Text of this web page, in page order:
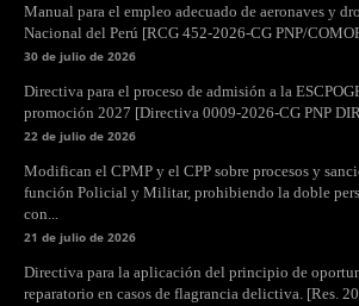
Manual para el empleo adecuado de aeronaves y
Nacional del Perú [RCG 452-2026-CG PNP/
30 de julio de 2026
Directiva para el proceso de admisión a la
promoción 2027 [Directiva 0009-2026-CG PNP
22 de julio de 2026
Modifican el CPMP y el CPP sobre procesos y
función Policial y Militar, prohibiendo la doble
con...
21 de julio de 2026
Directiva para la aplicación del principio de
reparatorio en casos de flagrancia delictiva. [Res.